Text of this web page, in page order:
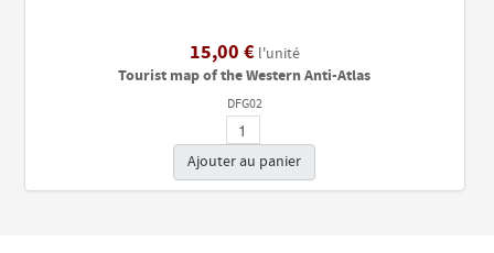
15,00 € l'unité
Tourist map of the Western Anti-Atlas
DFG02
Ajouter au panier